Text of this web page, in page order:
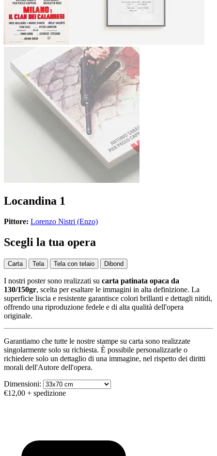
Locandina 1
Pittore: Lorenzo Nistri (Enzo)
Scegli la tua opera
Carta Tela Tela con telaio Dibond
I nostri poster sono realizzati su carta patinata opaca da
130/150gr, scelta per esaltare le immagini in alta definizione. La
superficie liscia e resistente garantisce colori brillanti e dettagli nitidi,
offrendo una riproduzione fedele e di alta qualità dell'opera
originale.
Garantiamo che tutte le nostre stampe su carta sono realizzate
singolarmente solo su richiesta. È possibile personalizzarle o
richiedere solo un dettaglio di una immagine, nel rispetto dei diritti
morali dell'Autore dell'opera.
Dimensioni:
€12,00 + spedizione